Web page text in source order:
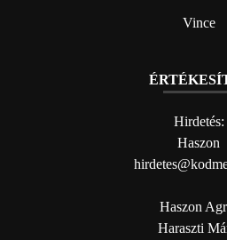
Vince
Hirdetés:
Haszon
Haszon
Haraszti